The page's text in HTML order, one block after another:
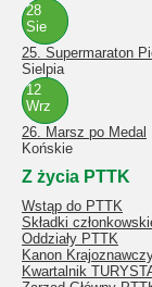
28
Sie
25. Supermaraton
Sielpia
12
Wrz
26. Marsz po Medal
Końskie
Z życia PTTK
Wstąp do PTTK
Składki
Oddziały PTTK
Kanon
Kwartalnik